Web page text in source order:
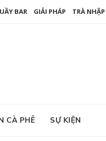
BAR GIẢI PHÁP TRÀ
CÀ PHÊ SỰ KIỆN